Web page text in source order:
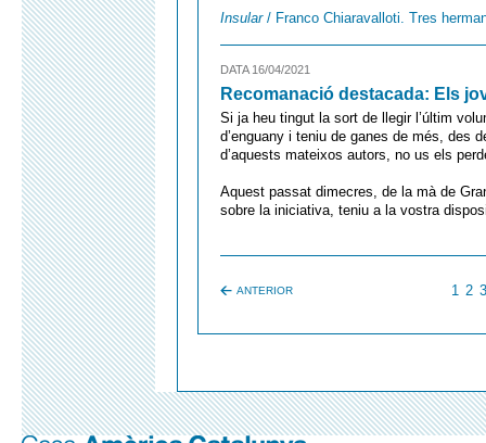
Insular/ Franco Chiaravalloti. Tres
DATA 16/04/2021
Recomanació destacada: Els
Si ja heu tingut la sort de llegir l’últim
d’enguany i teniu de ganes de més, des
d’aquests mateixos autors, no us els
Aquest passat dimecres, de la mà de
sobre la iniciativa, teniu a la vostra
ANTERIOR 1 2